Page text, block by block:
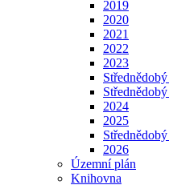
2019
2020
2021
2022
2023
2024
2025
2026
Územní plán
Knihovna